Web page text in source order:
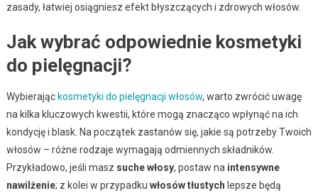
zasady, łatwiej osiągniesz efekt błyszczących i zdrowych włosów.
Jak wybrać odpowiednie kosmetyki
do pielęgnacji?
Wybierając kosmetyki do pielęgnacji włosów, warto zwrócić uwagę
na kilka kluczowych kwestii, które mogą znacząco wpłynąć na ich
kondycję i blask. Na początek zastanów się, jakie są potrzeby Twoich
włosów – różne rodzaje wymagają odmiennych składników.
Przykładowo, jeśli masz suche włosy, postaw na intensywne
nawilżenie; z kolei w przypadku włosów tłustych lepsze będą